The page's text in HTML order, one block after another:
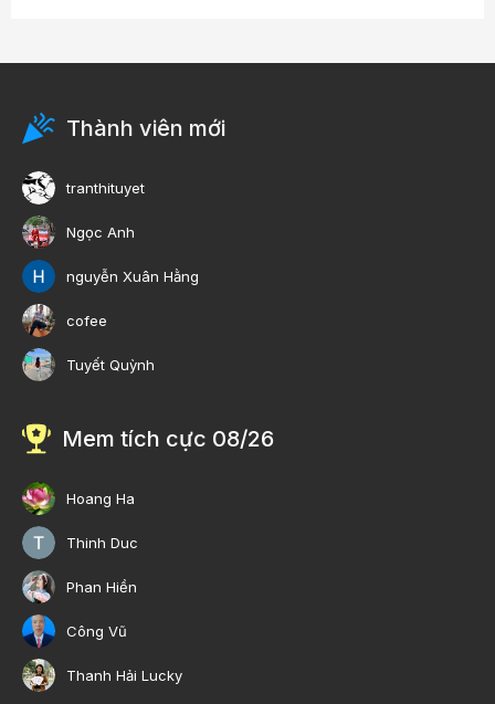
Thành viên mới
tranthituyet
Ngọc Anh
nguyễn Xuân Hằng
cofee
Tuyết Quỳnh
Mem tích cực 08/26
Hoang Ha
Thinh Duc
Phan Hiền
Công Vũ
Thanh Hải Lucky